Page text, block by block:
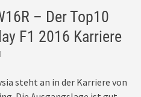
– Der Top10
F1 2016 Karriere
steht an in der Karriere von